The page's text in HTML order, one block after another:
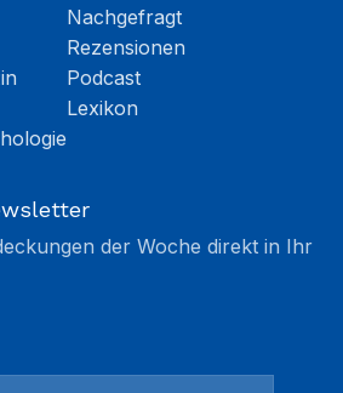
Nachgefragt
Rezensionen
Podcast
Lexikon
der Woche direkt in Ihr